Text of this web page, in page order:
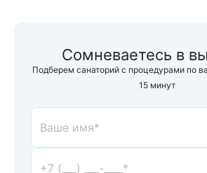
Сомневаетесь в
Подберем санаторий с процедурами по
15 минут